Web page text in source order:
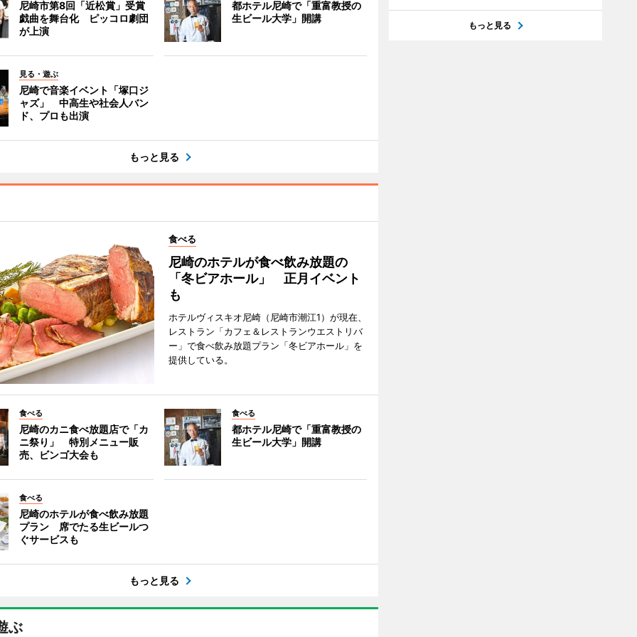
尼崎市第8回「近松賞」受賞
戯曲を舞台化 ピッコロ劇団
が上演
都ホテル尼崎で「重富教授の
生ビール大学」開講
見る・遊ぶ
尼崎で音楽イベント「塚口ジ
ャズ」 中高生や社会人バン
ド、プロも出演
もっと見る
食べる
尼崎のホテルが食べ飲み放題の
「冬ビアホール」 正月イベント
も
ホテルヴィスキオ尼崎（尼崎市潮江1）が現在、
レストラン「カフェ＆レストランウエストリバ
ー」で食べ飲み放題プラン「冬ビアホール」を
提供している。
食べる
尼崎のカニ食べ放題店で「カ
ニ祭り」 特別メニュー販
売、ビンゴ大会も
食べる
都ホテル尼崎で「重富教授の
生ビール大学」開講
食べる
尼崎のホテルが食べ飲み放題
プラン 席でたる生ビールつ
ぐサービスも
もっと見る
ぶ
もっと見る